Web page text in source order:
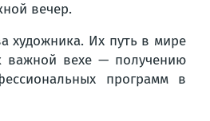
вечер.
художника. Их путь в мире
важной вехе — получению
программ в